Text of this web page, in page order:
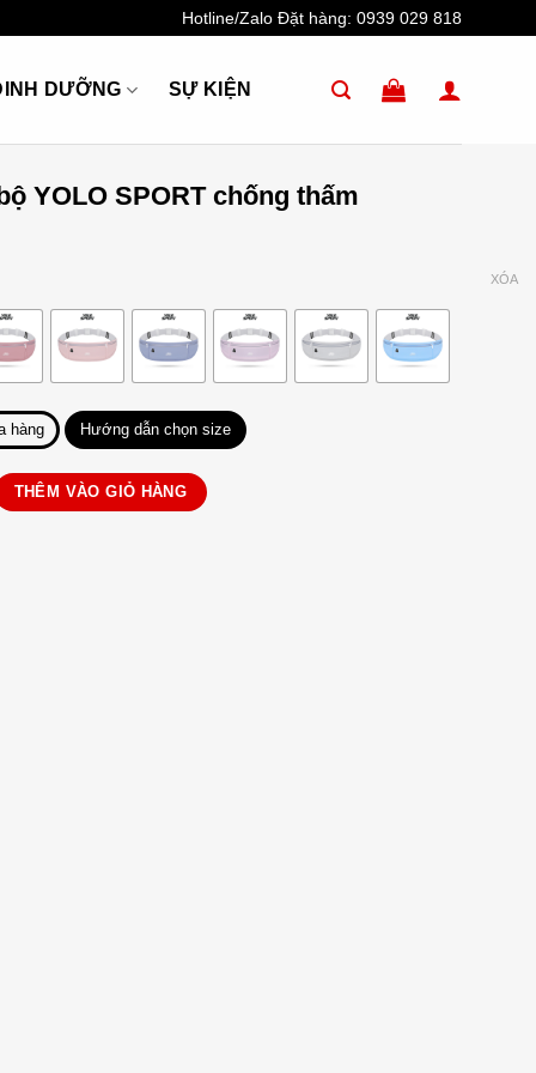
Hotline/Zalo Đặt hàng: 0939 029 818
DƯỠNG SỰ KIỆN
YOLO SPORT chống thấm
XÓA
hàng Hướng dẫn chọn size
SPORT chống thấm số lượng
THÊM VÀO GIỎ HÀNG